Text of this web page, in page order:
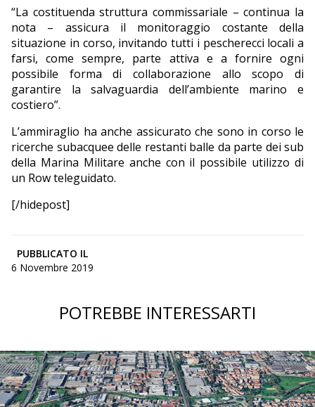
“La costituenda struttura commissariale – continua la
nota – assicura il monitoraggio costante della
situazione in corso, invitando tutti i pescherecci locali a
farsi, come sempre, parte attiva e a fornire ogni
possibile forma di collaborazione allo scopo di
garantire la salvaguardia dell’ambiente marino e
costiero”.
L’ammiraglio ha anche assicurato che sono in corso le
ricerche subacquee delle restanti balle da parte dei sub
della Marina Militare anche con il possibile utilizzo di
un Row teleguidato.
[/hidepost]
PUBBLICATO IL
6 Novembre 2019
POTREBBE INTERESSARTI